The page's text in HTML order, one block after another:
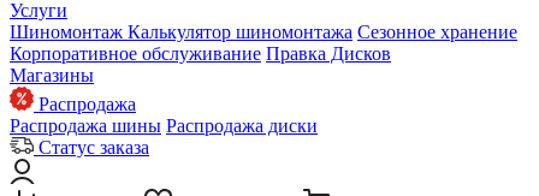
Услуги
Шиномонтаж Калькулятор шиномонтажа Сезонное хранение
Корпоративное обслуживание Правка Дисков
Магазины
Распродажа
Распродажа шины Распродажа диски
Статус заказа